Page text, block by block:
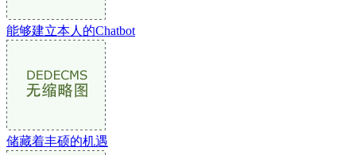
能够建立本人的Chatbot
储藏着丰硕的机遇